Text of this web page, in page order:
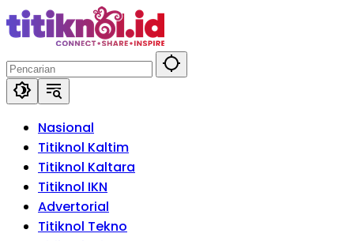
Langsung
ke
Nasional
Titiknol Kaltim
Titiknol Kaltara
Titiknol IKN
Advertorial
Titiknol Tekno